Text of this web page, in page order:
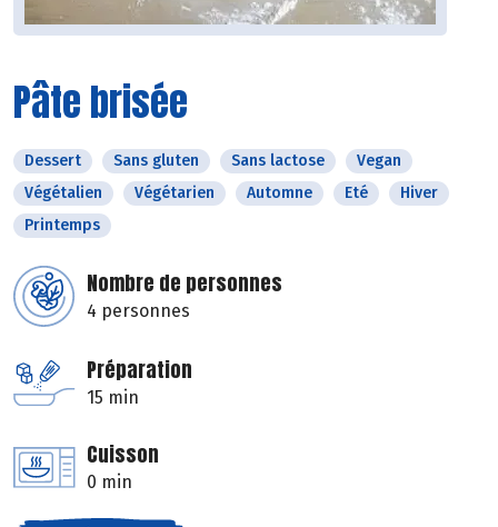
Pâte brisée
Dessert Sans gluten Sans lactose
Vegan
Végétalien
Végétarien Automne Eté
Hiver
Printemps
Nombre de personnes
4 personnes
Préparation
15 min
Cuisson
0 min